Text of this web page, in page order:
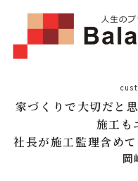
家づくりで大切だと
施工も
社長が施工監理含め